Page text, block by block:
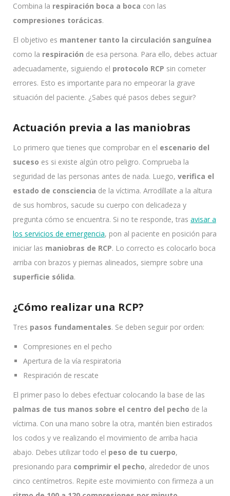
Combina la respiración boca a boca con las
compresiones torácicas.
El objetivo es mantener tanto la circulación sanguínea
como la respiración de esa persona. Para ello, debes actuar
adecuadamente, siguiendo el protocolo RCP sin cometer
errores. Esto es importante para no empeorar la grave
situación del paciente. ¿Sabes qué pasos debes seguir?
Actuación previa a las maniobras
Lo primero que tienes que comprobar en el escenario del
suceso es si existe algún otro peligro. Comprueba la
seguridad de las personas antes de nada. Luego, verifica el
estado de consciencia de la víctima. Arrodíllate a la altura
de sus hombros, sacude su cuerpo con delicadeza y
pregunta cómo se encuentra. Si no te responde, tras avisar a
los servicios de emergencia, pon al paciente en posición para
iniciar las maniobras de RCP. Lo correcto es colocarlo boca
arriba con brazos y piernas alineados, siempre sobre una
superficie sólida.
¿Cómo realizar una RCP?
Tres pasos fundamentales. Se deben seguir por orden:
Compresiones en el pecho
Apertura de la vía respiratoria
Respiración de rescate
El primer paso lo debes efectuar colocando la base de las
palmas de tus manos sobre el centro del pecho de la
víctima. Con una mano sobre la otra, mantén bien estirados
los codos y ve realizando el movimiento de arriba hacia
abajo. Debes utilizar todo el peso de tu cuerpo,
presionando para comprimir el pecho, alrededor de unos
cinco centímetros. Repite este movimiento con firmeza a un